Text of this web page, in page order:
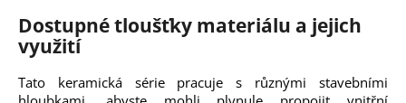
Dostupné tloušťky materiálu a jejich
využití
Tato keramická série pracuje s různými stavebními